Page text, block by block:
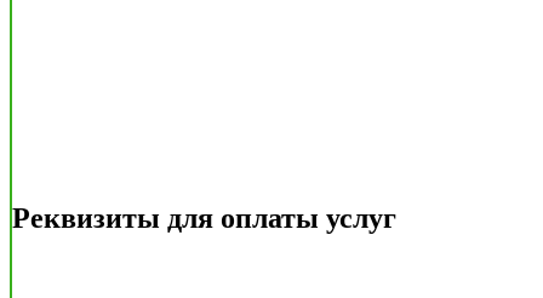
Реквизиты для оплаты услуг